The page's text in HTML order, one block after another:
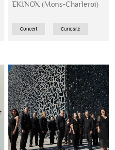
EKINOX (Mons-Charleroi)
Concert Curiosité